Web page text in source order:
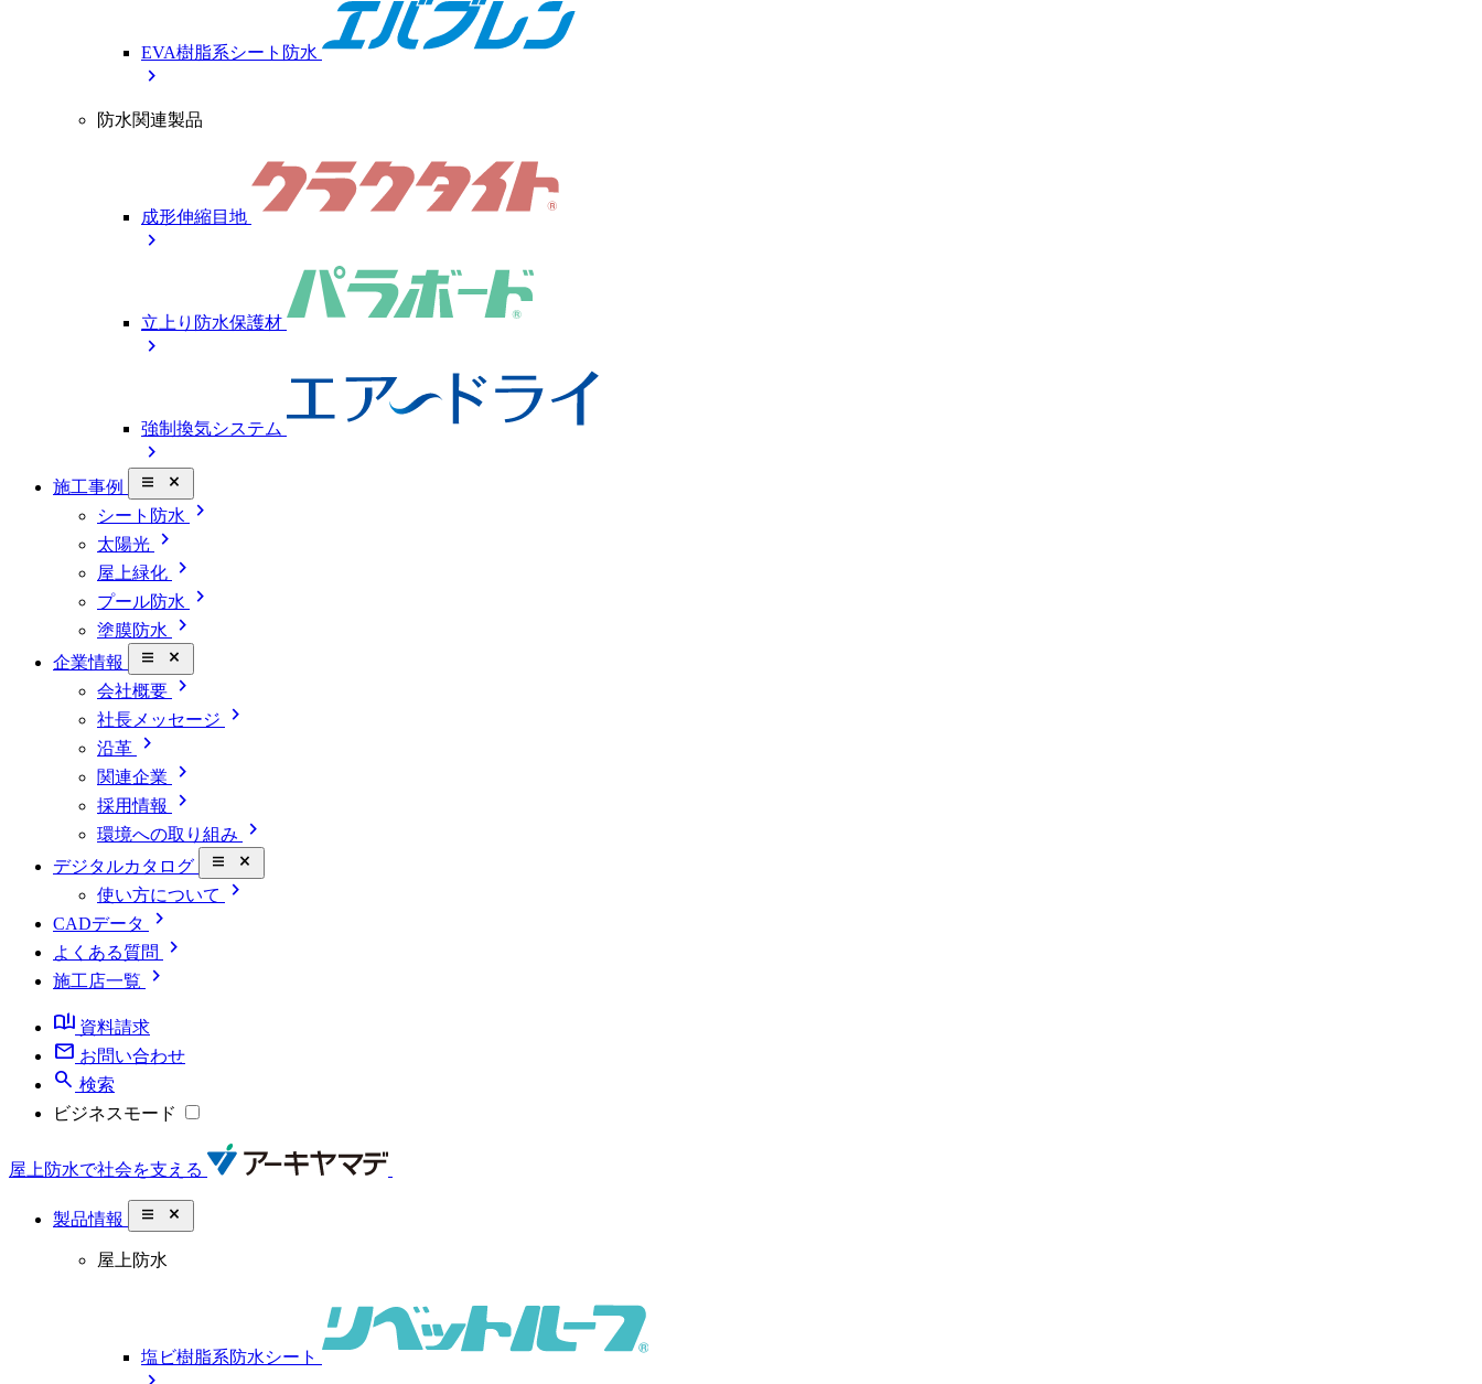
EVA樹脂系シート防水
chevron_right
防水関連製品
成形伸縮目地
chevron_right
立上り防水保護材
chevron_right
強制換気システム
chevron_right
施工事例 close_small
シート防水 chevron_right
太陽光 chevron_right
屋上緑化 chevron_right
プール防水 chevron_right
塗膜防水 chevron_right
企業情報 close_small
会社概要 chevron_right
社長メッセージ chevron_right
沿革 chevron_right
関連企業 chevron_right
採用情報 chevron_right
環境への取り組み chevron_right
デジタルカタログ close_small
使い方について chevron_right
CADデータ chevron_right
よくある質問 chevron_right
施工店一覧
chevron_right
book_ribbon 資料請求
mail お問い合わせ
search 検索
ビジネスモード
屋上防水で社会を支える
製品情報 close_small
屋上防水
塩ビ樹脂系防水シート